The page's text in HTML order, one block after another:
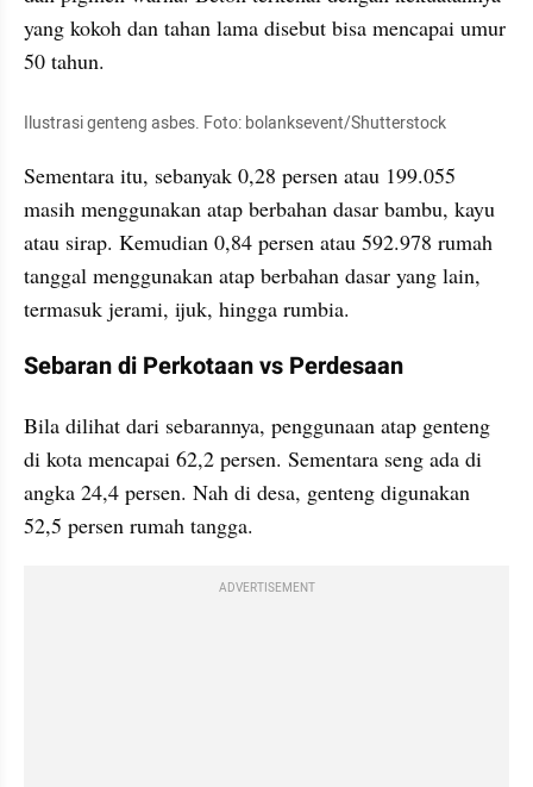
yang kokoh dan tahan lama disebut bisa mencapai umur
50 tahun.
Ilustrasi genteng asbes. Foto: bolanksevent/Shutterstock
Sementara itu, sebanyak 0,28 persen atau 199.055
masih menggunakan atap berbahan dasar bambu, kayu
atau sirap. Kemudian 0,84 persen atau 592.978 rumah
tanggal menggunakan atap berbahan dasar yang lain,
termasuk jerami, ijuk, hingga rumbia.
Sebaran di Perkotaan vs Perdesaan
Bila dilihat dari sebarannya, penggunaan atap genteng
di kota mencapai 62,2 persen. Sementara seng ada di
angka 24,4 persen. Nah di desa, genteng digunakan
52,5 persen rumah tangga.
ADVERTISEMENT